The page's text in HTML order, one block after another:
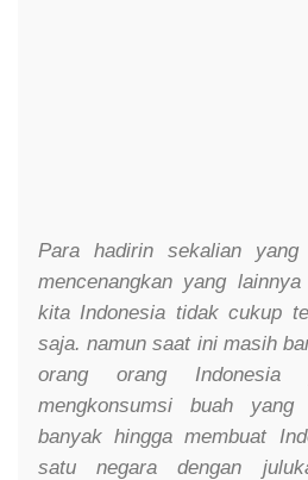
Para hadirin sekalian
mencenangkan yang
kita Indonesia tidak cukup
saja. namun saat ini masih
orang orang
mengkonsumsi buah yang
banyak hingga membuat
satu negara dengan